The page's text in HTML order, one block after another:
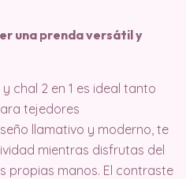
una prenda versátil y
chal 2 en 1 es ideal tanto
tejedores
llamativo y moderno, te
mientras disfrutas del
propias manos. El contraste